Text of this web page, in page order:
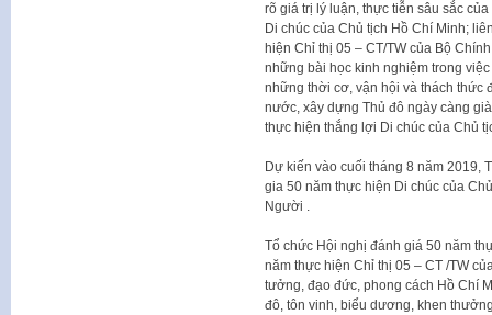
rõ giá trị lý luận, thực tiễn sâu sắc
Di chúc của Chủ tịch Hồ Chí Minh;
hiện Chỉ thị 05 – CT/TW của Bộ
những bài học kinh nghiệm trong
những thời cơ, vận hội và thách thức
nước, xây dựng Thủ đô ngày càng
thực hiện thắng lợi Di chúc của Chủ
Dự kiến vào cuối tháng 8 năm 2019,
gia 50 năm thực hiện Di chúc của
Người .
Tổ chức Hội nghị đánh giá 50 năm
năm thực hiện Chỉ thị 05 – CT /TW
tưởng, đạo đức, phong cách Hồ Chí
đô, tôn vinh, biểu dương, khen